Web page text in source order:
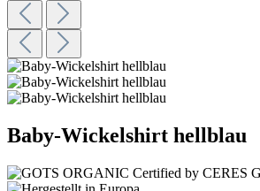
Baby-Wickelshirt hellblau